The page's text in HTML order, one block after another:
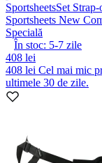
SportsheetsSet Strap-
Sportsheets New
Specială
În stoc: 5-7 zile
408 lei
408 lei Cel mai mic
ultimele 30 de zile.